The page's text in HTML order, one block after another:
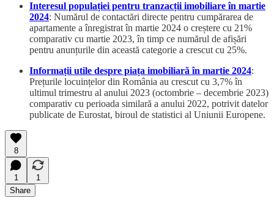
Interesul populației pentru tranzacții imobiliare în martie
2024: Numărul de contactări directe pentru cumpărarea de
apartamente a înregistrat în martie 2024 o creștere cu 21%
comparativ cu martie 2023, în timp ce numărul de afișări
pentru anunțurile din această categorie a crescut cu 25%.
Informații utile despre piața imobiliară în martie 2024:
Prețurile locuințelor din România au crescut cu 3,7% în
ultimul trimestru al anului 2023 (octombrie – decembrie 2023)
comparativ cu perioada similară a anului 2022, potrivit datelor
publicate de Eurostat, biroul de statistici al Uniunii Europene.
8
1
1
Share